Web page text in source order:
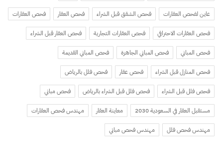
عاين لفحص العقارات فحص الشقق قبل الشراء فحص العقار فحص العقارات
فحص العقارات الاحترافي فحص العقارات التجارية فحص العقار قبل الشراء
فحص المباني فحص المباني الجاهزة فحص المباني القديمة
فحص المنازل قبل الشراء فحص عقار فحص فلل بالرياض
فحص فلل قبل الشراء فحص فلل قبل الشراء بالرياض فحص مباني
مستقبل العقار في السعودية 2030 معاينة العقار مهندس فحص العقارات
مهندس فحص فلل مهندس فحص مباني